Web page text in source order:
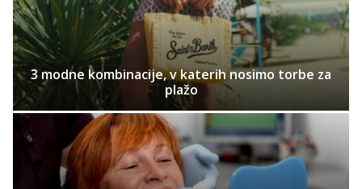
3 modne kombinacije, v katerih nosimo torbe za
plažo